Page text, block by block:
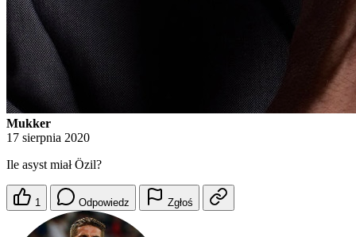
Mukker
17 sierpnia 2020
Ile asyst miał Özil?
1 Odpowiedz Zgłoś